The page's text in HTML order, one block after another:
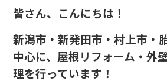
皆さん、こんにちは！
新潟市・新発田市・村上市・
中心に、屋根リフォーム・外
理を行っています！